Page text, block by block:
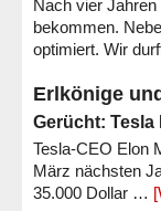
Nach vier
bekommen.
optimiert. Wir
Erlkönige
Gerücht: Tesla
Tesla-CEO Elon
März nächsten
35.000 Dollar …